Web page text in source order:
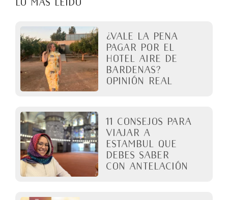
¿Vale la pena
pagar por el
Hotel Aire de
Bardenas?
Opinión real
11 Consejos para
viajar a
Estambul que
debes saber
con antelación